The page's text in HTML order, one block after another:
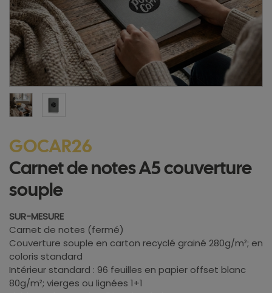
GOCAR26
Carnet de notes A5 couverture
souple
SUR-MESURE
Carnet de notes (fermé)
Couverture souple en carton recyclé grainé 280g/m²; en
coloris standard
Intérieur standard : 96 feuilles en papier offset blanc
80g/m²; vierges ou lignées 1+1